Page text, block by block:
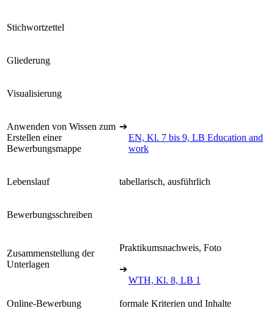
Stichwortzettel
Gliederung
Visualisierung
Anwenden von Wissen zum
Erstellen einer
Bewerbungsmappe
➔
EN, Kl. 7 bis 9, LB Education and
work
Lebenslauf tabellarisch, ausführlich
Bewerbungsschreiben
Zusammenstellung der
Unterlagen
Praktikumsnachweis, Foto
➔
WTH, Kl. 8, LB 1
Online-Bewerbung formale Kriterien und Inhalte